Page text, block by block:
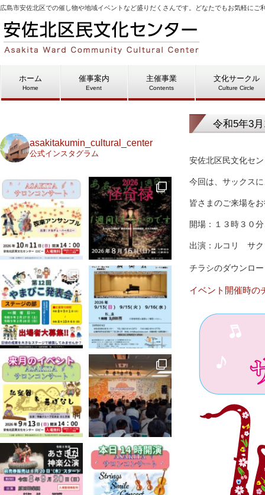
広島市安佐北区での催し物や地域イベントなど盛りだくさんです。どなたでもお気軽にご
ホーム
Home
催事案内
Event
主催事業
Contents
文化サークル
Culture Circle
令和5年3
安佐北区民文化セ
今回は、サックス
皆さまのご来場を
開場：１３時３０
出演：ルコリ サ
チラシのダウンロ
イベント開催時の
asakitakumin_cultural_center
公式インスタグラム